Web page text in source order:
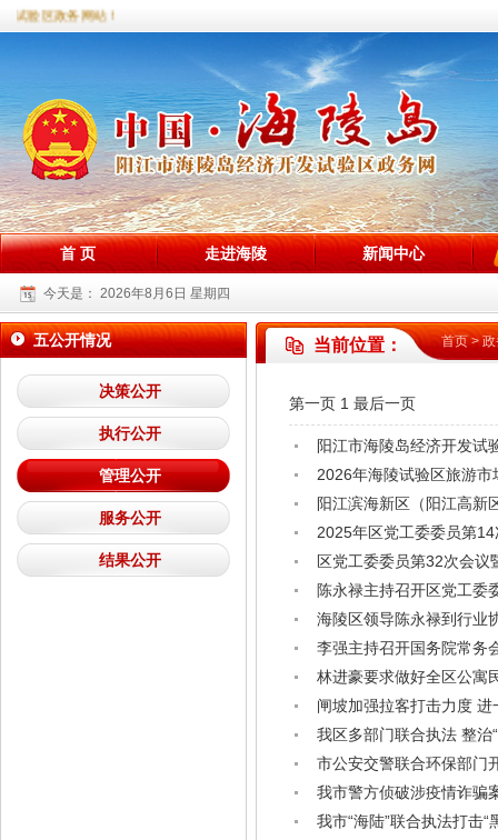
试验区政务网站！
首 页 走进海陵 新闻中心
今天是： 2026年8月6日 星期四
五公开情况
决策公开
执行公开
管理公开
服务公开
结果公开
当前位置： 首页>
第一页 1 最后一页
阳江市海陵岛经济开发试
2026年海陵试验区旅游
阳江滨海新区（阳江高新
2025年区党工委委员第
区党工委委员第32次会
陈永禄主持召开区党工委
海陵区领导陈永禄到行业
李强主持召开国务院常务
林进豪要求做好全区公寓
闸坡加强拉客打击力度
我区多部门联合执法 整治
市公安交警联合环保部门
我市警方侦破涉疫情诈骗
我市“海陆”联合执法打击“